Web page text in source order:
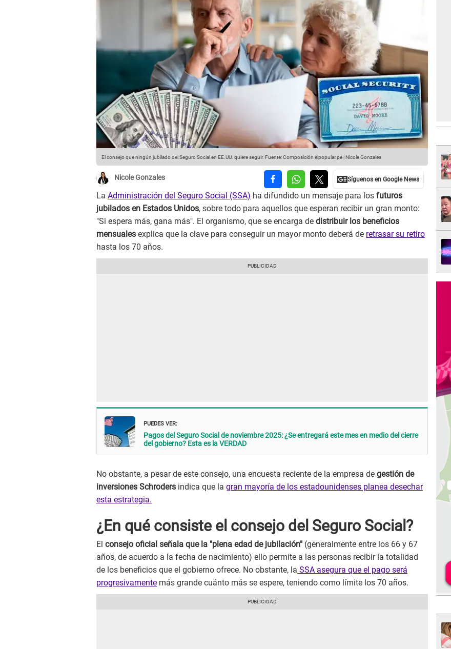
El consejo que ningún jubilado del Seguro Social en EE.UU. quiere seguir. Fuente: Composición elpopular.pe | Nicole Gonzales
Nicole Gonzales
La Administración del Seguro Social (SSA) ha difundido un mensaje para los futuros
jubilados en Estados Unidos, sobre todo para aquellos que esperan recibir un gran monto:
"Si espera más, gana más". El organismo, que se encarga de distribuir los beneficios
mensuales explica que la clave para conseguir un mayor monto deberá de retrasar su retiro
hasta los 70 años.
PUEDES VER:
Pagos del Seguro Social de noviembre 2025: ¿Se entregará este mes en medio del cierre
del gobierno? Esta es la VERDAD
No obstante, a pesar de este consejo, una encuesta reciente de la empresa de gestión de
inversiones Schroders indica que la gran mayoría de los estadounidenses planea desechar
esta estrategia.
¿En qué consiste el consejo del Seguro Social?
El consejo oficial señala que la "plena edad de jubilación" (generalmente entre los 66 y 67
años, de acuerdo a la fecha de nacimiento) ello permite a las personas recibir la totalidad
de los beneficios que el gobierno ofrece. No obstante, la SSA asegura que el pago será
progresivamente más grande cuánto más se espere, teniendo como límite los 70 años.